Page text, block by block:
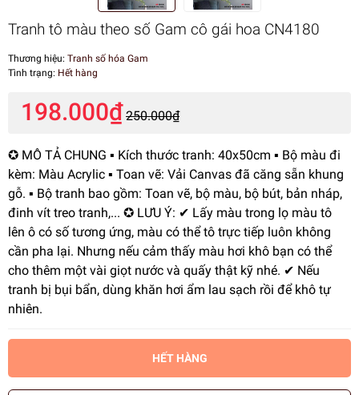
Tranh tô màu theo số Gam cô gái hoa CN4180
Thương hiệu: Tranh số hóa Gam
Tình trạng: Hết hàng
198.000₫ 250.000₫
✪ MÔ TẢ CHUNG ▪️ Kích thước tranh: 40x50cm ▪️ Bộ màu đi
kèm: Màu Acrylic ▪️ Toan vẽ: Vải Canvas đã căng sẵn khung
gỗ. ▪️ Bộ tranh bao gồm: Toan vẽ, bộ màu, bộ bút, bản nháp,
đinh vít treo tranh,... ✪ LƯU Ý: ✔ Lấy màu trong lọ màu tô
lên ô có số tương ứng, màu có thể tô trực tiếp luôn không
cần pha lại. Nhưng nếu cảm thấy màu hơi khô bạn có thể
cho thêm một vài giọt nước và quấy thật kỹ nhé. ✔ Nếu
tranh bị bụi bẩn, dùng khăn hơi ẩm lau sạch rồi để khô tự
nhiên.
HẾT HÀNG